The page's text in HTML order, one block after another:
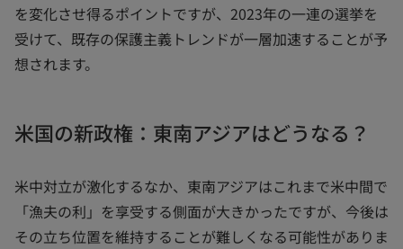
を変化させ得るポイントですが、2023年の一連の選挙を
受けて、既存の保護主義トレンドが一層加速することが予
想されます。
米国の新政権：東南アジアはどうなる？
米中対立が激化するなか、東南アジアはこれまで米中間で
「漁夫の利」を享受する側面が大きかったですが、今後は
その立ち位置を維持することが難しくなる可能性がありま